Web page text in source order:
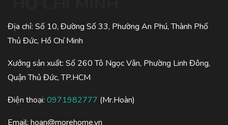
Địa chỉ: Số 10, Đường Số 33, Phường An Phú, Thành Phố
Thủ Đức, Hồ Chí Minh
Xưởng sản xuất: Số 260 Tô Ngọc Vân, Phường Linh Đông,
Quận Thủ Đức, TP.HCM
Điện thoại: 0971982777 (Mr.Hoàn)
Email: hoan@morehome.vn